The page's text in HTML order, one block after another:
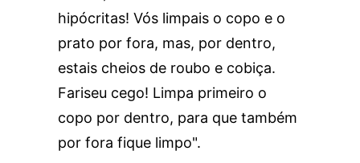
hipócritas! Vós limpais o copo e o
prato por fora, mas, por dentro,
estais cheios de roubo e cobiça.
Fariseu cego! Limpa primeiro o
copo por dentro, para que também
por fora fique limpo".